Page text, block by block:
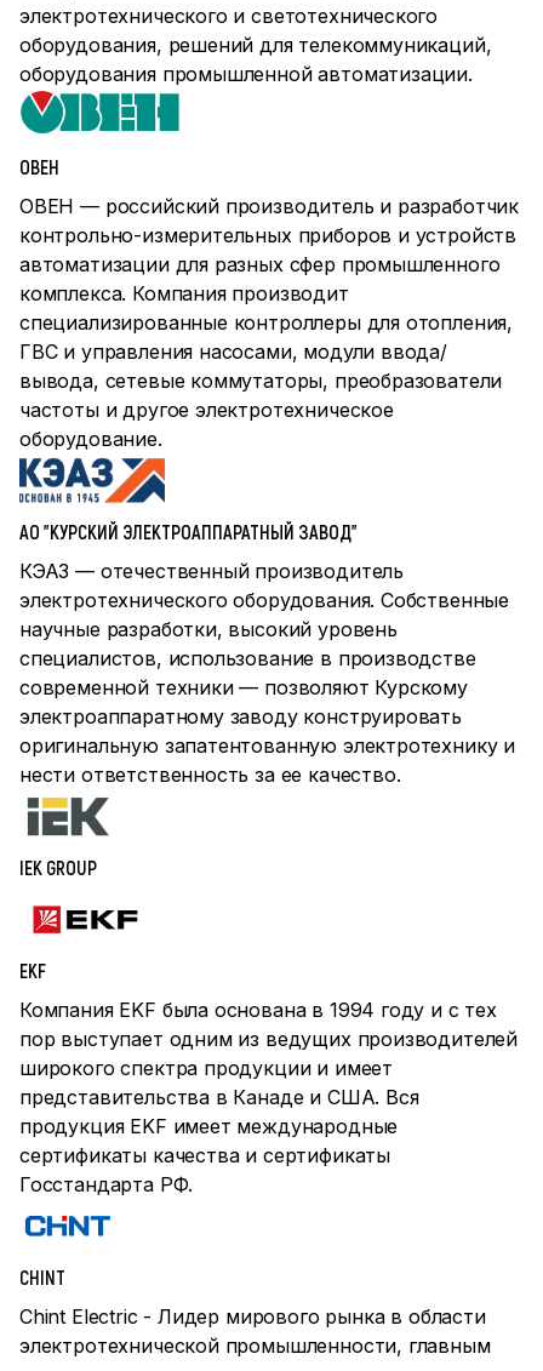
электротехнического и светотехнического
оборудования, решений для телекоммуникаций,
оборудования промышленной автоматизации.
ОВЕН
ОВЕН — российский производитель и разработчик
контрольно-измерительных приборов и устройств
автоматизации для разных сфер промышленного
комплекса. Компания производит
специализированные контроллеры для отопления,
ГВС и управления насосами, модули ввода/
вывода, сетевые коммутаторы, преобразователи
частоты и другое электротехническое
оборудование.
АО "КУРСКИЙ ЭЛЕКТРОАППАРАТНЫЙ ЗАВОД"
КЭАЗ — отечественный производитель
электротехнического оборудования. Собственные
научные разработки, высокий уровень
специалистов, использование в производстве
современной техники — позволяют Курскому
электроаппаратному заводу конструировать
оригинальную запатентованную электротехнику и
нести ответственность за ее качество.
IEK GROUP
EKF
Компания EKF была основана в 1994 году и с тех
пор выступает одним из ведущих производителей
широкого спектра продукции и имеет
представительства в Канаде и США. Вся
продукция EKF имеет международные
сертификаты качества и сертификаты
Госстандарта РФ.
CHINT
Chint Electric - Лидер мирового рынка в области
электротехнической промышленности, главным